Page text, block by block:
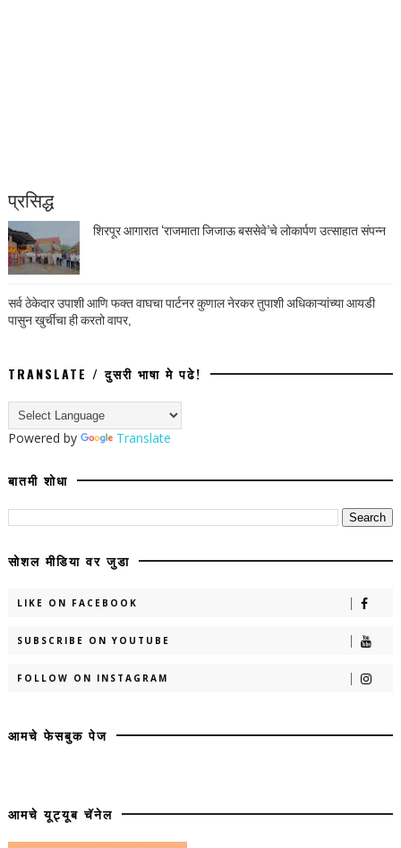
प्रसिद्ध
शिरपूर आगारात ‘राजमाता जिजाऊ बससेवे’चे लोकार्पण उत्साहात संपन्न
सर्व ठेकेदार उपाशी आणि फक्त वाघचा पार्टनर कुणाल नेरकर तुपाशी अधिकाऱ्यांच्या आयडी
पासुन खुर्चीचा ही करतो वापर,
TRANSLATE / दुसरी भाषा मे पढे!
Powered by Translate
बातमी शोधा
सोशल मीडिया वर जुडा
LIKE ON FACEBOOK
SUBSCRIBE ON YOUTUBE
FOLLOW ON INSTAGRAM
आमचे फेसबुक पेज
आमचे यूट्यूब चॅनेल